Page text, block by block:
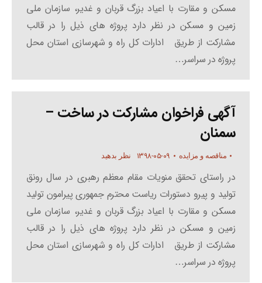
مسکن و مقارت با اعیاد بزرگ قربان و غدیر، سازمان ملی
زمین و مسکن در نظر دارد پروژه های ذیل را در قالب
مشارکت از طریق ادارات کل راه و شهرسازی استان محل
پروژه در سراسر…
آگهی فراخوان مشارکت در ساخت –
سمنان
مناقصه و مزایده ۱۳۹۸-۰۵-۰۹ نظر بدهید
در راستای تحقق منویات مقام معظم رهبری در سال رونق
تولید و پیرو دستورات ریاست محترم جمهوری پیرامون تولید
مسکن و مقارت با اعیاد بزرگ قربان و غدیر، سازمان ملی
زمین و مسکن در نظر دارد پروژه های ذیل را در قالب
مشارکت از طریق ادارات کل راه و شهرسازی استان محل
پروژه در سراسر…